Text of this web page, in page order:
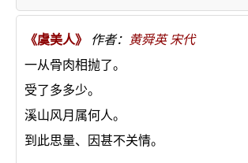
《虞美人》 作者： 黄舜英 宋代
一从骨肉相抛了。
受了多多少。
溪山风月属何人。
到此思量、因甚不关情。